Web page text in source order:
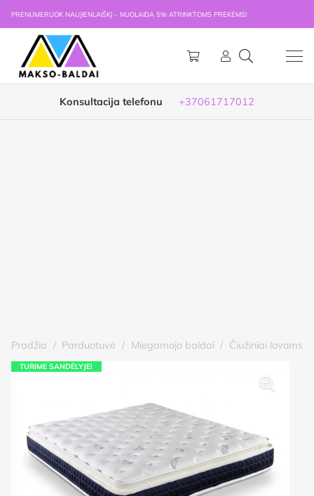
PRENUMERUOK NAUJIENLAIŠKĮ – NUOLAIDA 5% ATRINKTOMS PREKĖMS!
Konsultacija telefonu +37061717012
Pradžia / Parduotuvė / Miegamojo baldai / Čiužiniai lovoms
TURIME SANDĖLYJE!